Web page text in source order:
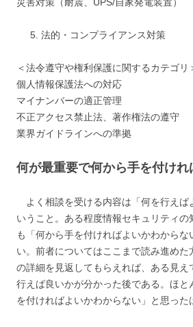
災害対策（耐震、UPS/自家発電装置）
法的・コンプライアンス対策
＜法令遵守や権利保護に関するカテゴリ
個人情報保護法への対応
マイナンバーの適正管理
不正アクセス禁止法、著作権法の遵守
業界ガイドラインへの準拠
何が最重要で何から手を付けれ
よく相談を受ける内容は「何を行えば
いうこと。ある程度情報セキュリティ
も「何から手を付ければよいかわからな
い。前者についてはここまで読み進めた
の詳細を見返してもらえれば、ある見え
行えば良いかが分かった後である。ほと
を付ければよいかわからない」と思った